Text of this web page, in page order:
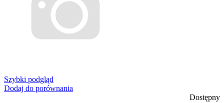
Szybki podgląd
Dodaj do porównania
Dostępny